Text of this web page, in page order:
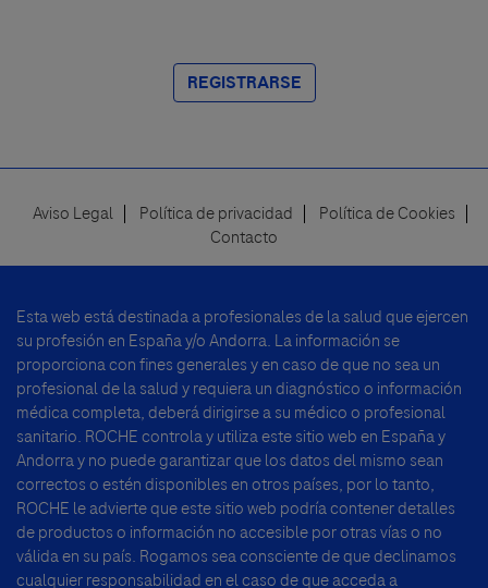
REGISTRARSE
Aviso Legal Política de privacidad
Política de Cookies
Contacto
Esta web está destinada a profesionales de la salud que ejercen
su profesión en España y/o Andorra. La información se
proporciona con fines generales y en caso de que no sea un
profesional de la salud y requiera un diagnóstico o información
médica completa, deberá dirigirse a su médico o profesional
sanitario. ROCHE controla y utiliza este sitio web en España y
Andorra y no puede garantizar que los datos del mismo sean
correctos o estén disponibles en otros países, por lo tanto,
ROCHE le advierte que este sitio web podría contener detalles
de productos o información no accesible por otras vías o no
válida en su país. Rogamos sea consciente de que declinamos
cualquier responsabilidad en el caso de que acceda a